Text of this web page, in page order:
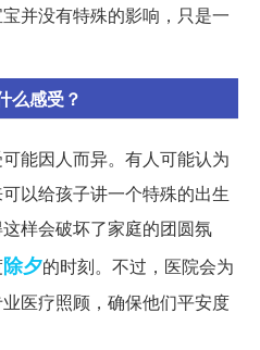
并没有特殊的影响，只是一
么感受？
能因人而异。有人可能认为
以给孩子讲一个特殊的出生
样会破坏了家庭的团圆氛
除夕的时刻。不过，医院会为
医疗照顾，确保他们平安度